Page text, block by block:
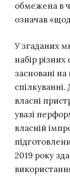
обмежена в
означав
У згаданих
набір різних
засновані
власні
увазі
власній
2019 року